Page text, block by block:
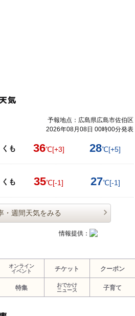
気
予報地点：広島県広島市佐伯区
2026年08月08日 00時00分発表
も
36℃[+3] 28℃[+5]
も
35℃[-1] 27℃[-1]
・週間天気をみる
情報提供：
オンライン
イベント
チケット クーポン
特集
おでかけ
ニュース
子育て